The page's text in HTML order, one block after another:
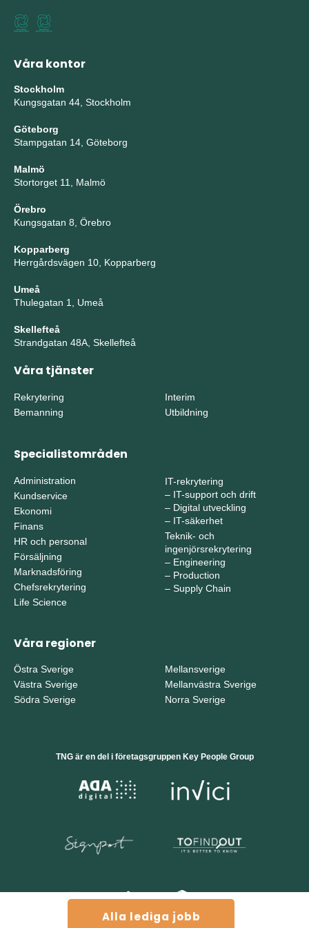
Alla lediga jobb
Våra kontor
Stockholm
Kungsgatan 44, Stockholm
Göteborg
Stampgatan 14, Göteborg
Malmö
Stortorget 11, Malmö
Örebro
Kungsgatan 8, Örebro
Kopparberg
Herrgårdsvägen 10, Kopparberg
Umeå
Thulegatan 1, Umeå
Skellefteå
Strandgatan 48A, Skellefteå
Våra tjänster
Rekrytering
Bemanning
Interim
Utbildning
Specialistområden
Administration
Kundservice
Ekonomi
Finans
HR och personal
Försäljning
Marknadsföring
Chefsrekrytering
Life Science
IT-rekrytering
– IT-support och drift
– Digital utveckling
– IT-säkerhet
Teknik- och
ingenjörsrekrytering
– Engineering
– Production
– Supply Chain
Våra regioner
Östra Sverige
Västra Sverige
Södra Sverige
Mellansverige
Mellanvästra Sverige
Norra Sverige
TNG är en del i företagsgruppen Key People Group